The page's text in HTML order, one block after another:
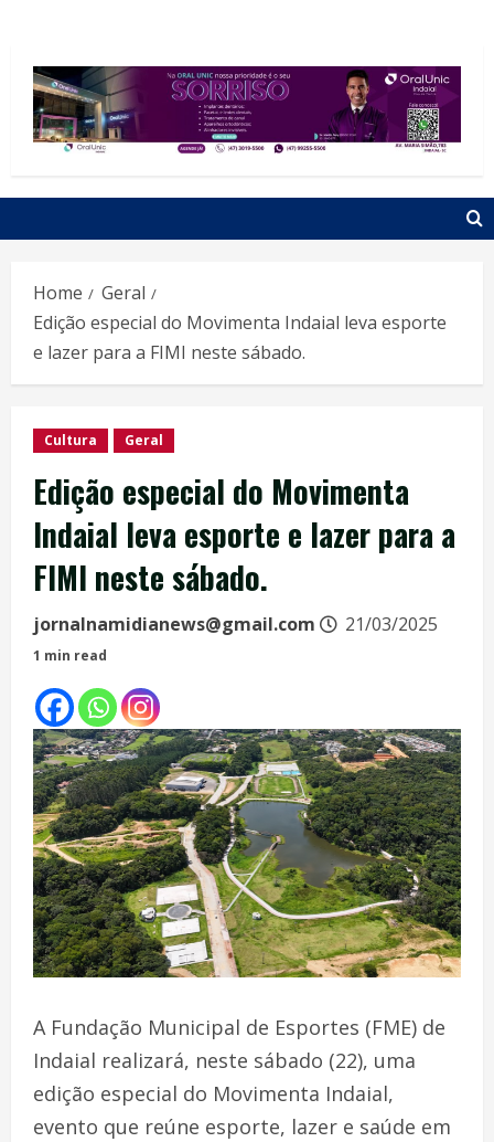
Home
Geral
Edição especial do Movimenta Indaial leva esporte
e lazer para a FIMI neste sábado.
Cultura Geral
Edição especial do Movimenta
Indaial leva esporte e lazer para a
FIMI neste sábado.
jornalnamidianews@gmail.com 21/03/2025
1 min read
A Fundação Municipal de Esportes (FME) de
Indaial realizará, neste sábado (22), uma
edição especial do Movimenta Indaial,
evento que reúne esporte, lazer e saúde em